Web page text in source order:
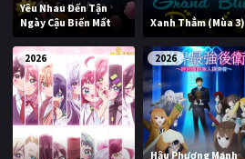
Yêu Nhau Đến Tận
Ngày Cậu Biến Mất
Xanh Thẳm (Mùa 3)
2026 2026
Hậu Phương Mạnh